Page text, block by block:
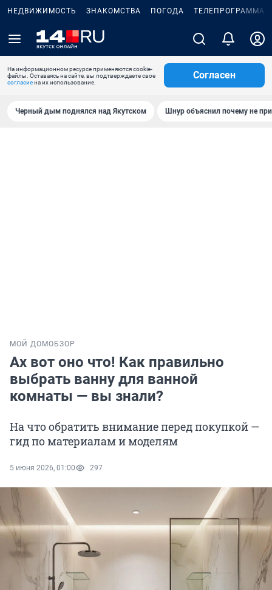
НЕДВИЖИМОСТЬ ЗНАКОМСТВА ПОГОДА ТЕЛЕПРОГРАММА
На информационном ресурсе применяются cookie-
файлы. Оставаясь на сайте, вы подтверждаете свое
согласиена их использование.
Согласен
Черный дым поднялся над Якутском Шнур объяснил почему не
МОЙ ДОМОБЗОР
Ах вот оно что! Как правильно
выбрать ванну для ванной
комнаты — вы знали?
На что обратить внимание перед покупкой —
гид по материалам и моделям
5 июня 2026, 01:00 297